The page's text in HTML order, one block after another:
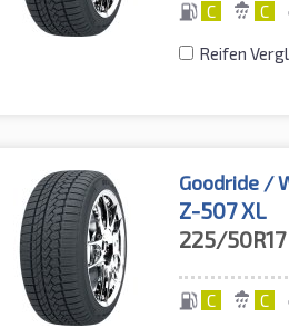
C C
Reifen
Goodride /
Z-507 XL
225/50R17
C C